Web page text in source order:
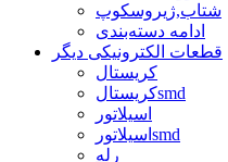
شتاب,ژیروسکوپ
ادامه دسته‌بندی
قطعات الکترونیکی دیگر
کریستال
کریستالsmd
اسیلاتور
اسیلاتورsmd
رله